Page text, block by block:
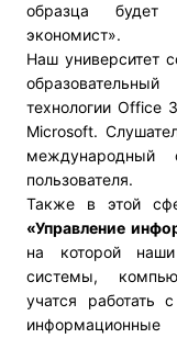
образца будет
экономист».
Наш университет
технологии Office
Microsoft.
международный
пользователя.
Также в этой
«Управление
на которой
системы,
учатся работать